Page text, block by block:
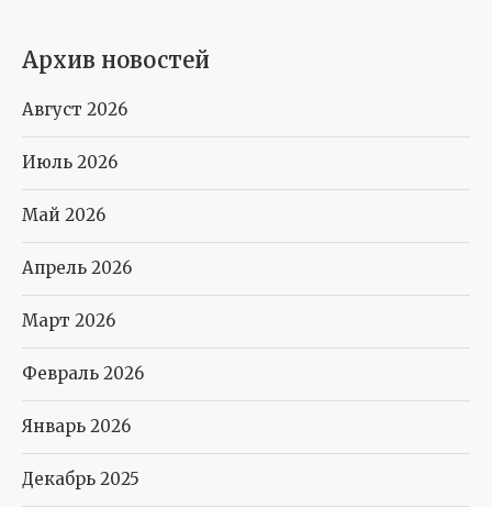
Архив новостей
Август 2026
Июль 2026
Май 2026
Апрель 2026
Март 2026
Февраль 2026
Январь 2026
Декабрь 2025